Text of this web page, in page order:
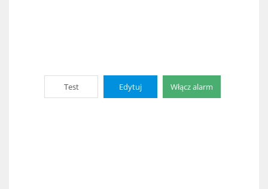
Test Edytuj Włącz alarm